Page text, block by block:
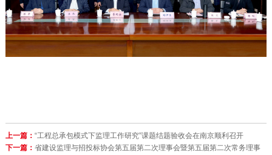
上一篇： “工程总承包模式下监理工作研究”课题结题验收会在南京顺利召开
下一篇： 省建设监理与招投标协会第五届第二次理事会暨第五届第二次常务理事